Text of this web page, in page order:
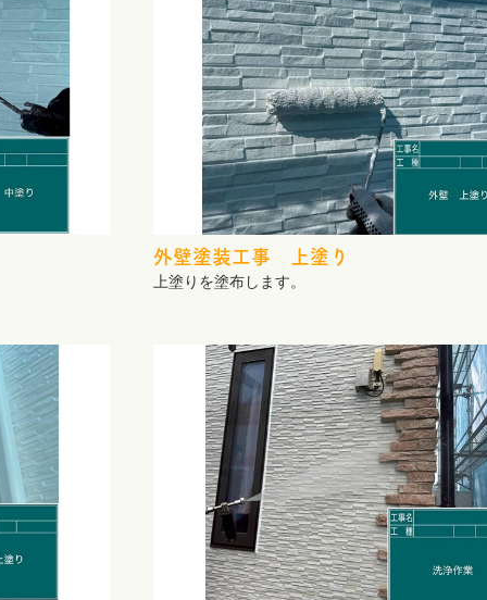
外壁塗装工事 上塗り
上塗りを塗布します。